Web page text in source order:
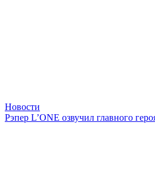
Новости
Рэпер L’ONE озвучил главного